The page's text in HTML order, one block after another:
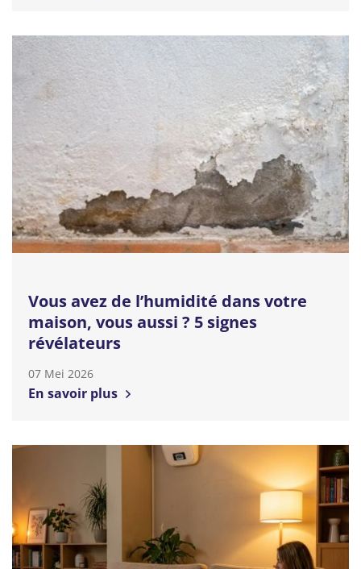
Vous avez de l’humidité dans votre
maison, vous aussi ? 5 signes
révélateurs
07 Mei 2026
En savoir plus